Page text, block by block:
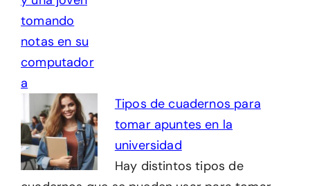
Tipos de cuadernos para
tomar apuntes en la
universidad
Hay distintos tipos de